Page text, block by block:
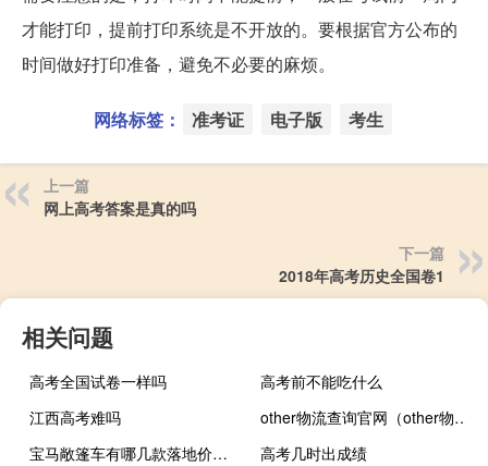
才能打印，提前打印系统是不开放的。要根据官方公布的
时间做好打印准备，避免不必要的麻烦。
网络标签： 准考证 电子版 考生
上一篇
网上高考答案是真的吗
下一篇
2018年高考历史全国卷1
相关问题
高考全国试卷一样吗
高考前不能吃什么
江西高考难吗
other物流查询官网（other物流查询）
宝马敞篷车有哪几款落地价多少（宝马敞篷车有哪几款）
高考几时出成绩